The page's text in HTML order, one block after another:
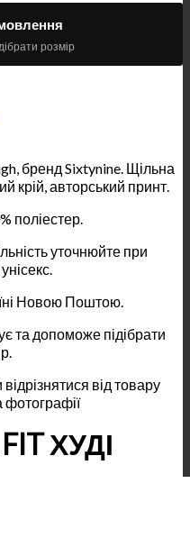
розмір
бренд Sixtynine. Щільна
крій, авторський принт.
поліестер.
уточнюйте при
Новою Поштою.
та допоможе підібрати
від товару
ХУДІ